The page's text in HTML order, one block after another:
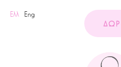
Ελλ Eng